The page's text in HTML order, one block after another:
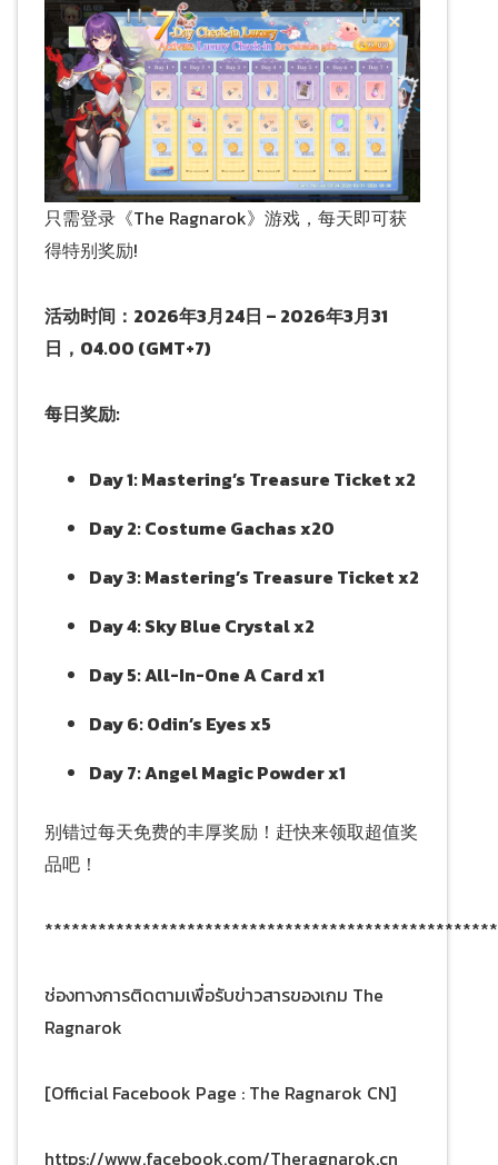
只需登录《The Ragnarok》游戏，每天即可获
得特别奖励!
活动时间：2026年3月24日 – 2026年3月31
日，04.00 (GMT+7)
每日奖励:
Day 1: Mastering’s Treasure Ticket x2
Day 2: Costume Gachas x20
Day 3: Mastering’s Treasure Ticket x2
Day 4: Sky Blue Crystal x2
Day 5: All-In-One A Card x1
Day 6: Odin’s Eyes x5
Day 7: Angel Magic Powder x1
别错过每天免费的丰厚奖励！赶快来领取超值奖
品吧！
ช่องทางการติดตามเพื่อรับข่าวสารของเกม The
Ragnarok
[Official Facebook Page : The Ragnarok CN]
https://www.facebook.com/Theragnarok.cn